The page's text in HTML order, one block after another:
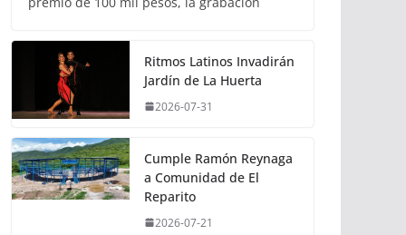
Ritmos Latinos Invadirán
Jardín de La Huerta
2026-07-31
Cumple Ramón Reynaga
a Comunidad de El
Reparito
2026-07-21